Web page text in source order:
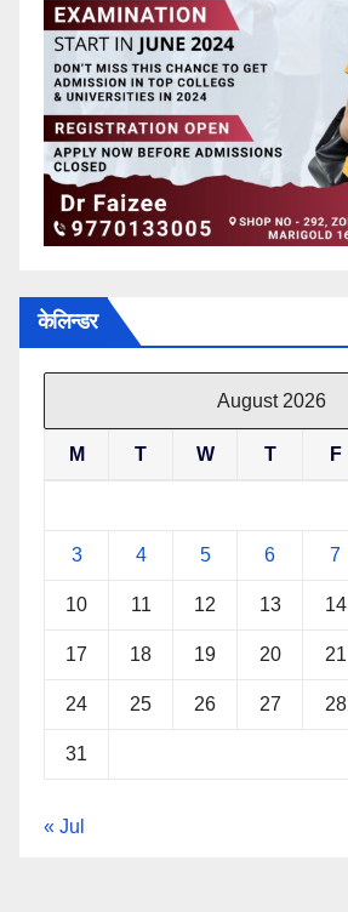
केलिन्डर
August 2026
M T W T F
3 4 5 6 7
10 11 12 13 14
17 18 19 20 21
24 25 26 27 28
31
« Jul